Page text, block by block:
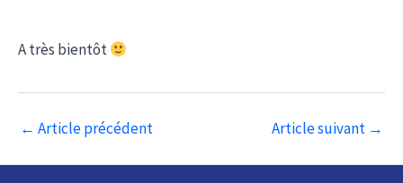
A très bientôt
Navigation
← Article précédent Article suivant →